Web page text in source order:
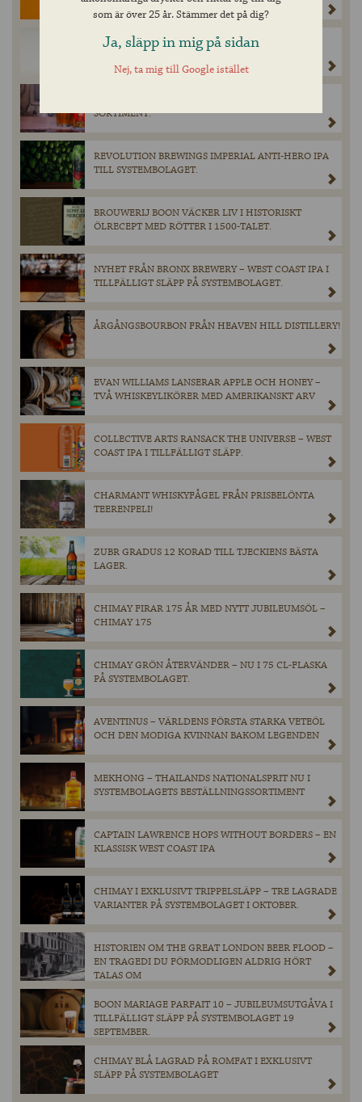
CHIMAY TRIPLE – KLASSISK TRAPPIST I BURK FÖR
SORTIMENT.
REVOLUTION BREWINGS IMPERIAL ANTI-HERO IPA
TILL SYSTEMBOLAGET.
BROUWERIJ BOON VÄCKER LIV I HISTORISKT
ÖLRECEPT MED RÖTTER I 1500-TALET.
NYHET FRÅN BRONX BREWERY – WEST COAST IPA I
TILLFÄLLIGT SLÄPP PÅ SYSTEMBOLAGET.
ÅRGÅNGSBOURBON FRÅN HEAVEN HILL DISTILLERY!
EVAN WILLIAMS LANSERAR APPLE OCH HONEY –
TVÅ WHISKEYLIKÖRER MED AMERIKANSKT ARV
COLLECTIVE ARTS RANSACK THE UNIVERSE – WEST
COAST IPA I TILLFÄLLIGT SLÄPP.
CHARMANT WHISKYFÅGEL FRÅN PRISBELÖNTA
TEERENPELI!
ZUBR GRADUS 12 KORAD TILL TJECKIENS BÄSTA
LAGER.
CHIMAY FIRAR 175 ÅR MED NYTT JUBILEUMSÖL –
CHIMAY 175
CHIMAY GRÖN ÅTERVÄNDER – NU I 75 CL-FLASKA
PÅ SYSTEMBOLAGET.
AVENTINUS – VÄRLDENS FÖRSTA STARKA VETEÖL
OCH DEN MODIGA KVINNAN BAKOM LEGENDEN
MEKHONG – THAILANDS NATIONALSPRIT NU I
SYSTEMBOLAGETS BESTÄLLNINGSSORTIMENT
CAPTAIN LAWRENCE HOPS WITHOUT BORDERS – EN
KLASSISK WEST COAST IPA
CHIMAY I EXKLUSIVT TRIPPELSLÄPP – TRE LAGRADE
VARIANTER PÅ SYSTEMBOLAGET I OKTOBER.
HISTORIEN OM THE GREAT LONDON BEER FLOOD –
EN TRAGEDI DU FÖRMODLIGEN ALDRIG HÖRT
TALAS OM
BOON MARIAGE PARFAIT 10 – JUBILEUMSUTGÅVA I
TILLFÄLLIGT SLÄPP PÅ SYSTEMBOLAGET 19
SEPTEMBER.
CHIMAY BLÅ LAGRAD PÅ ROMFAT I EXKLUSIVT
SLÄPP PÅ SYSTEMBOLAGET
som är över 25 år. Stämmer det på dig?
Ja, släpp in mig på sidan
Nej, ta mig till Google istället